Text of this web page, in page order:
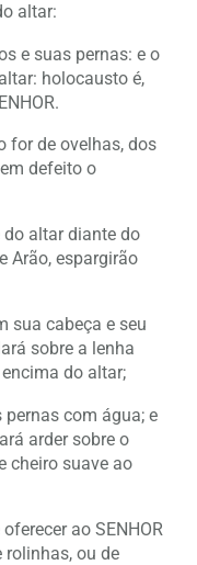
altar:
e suas pernas: e o
holocausto é,
for de ovelhas, dos
defeito o
do altar diante do
Arão, espargirão
sua cabeça e seu
sobre a lenha
do altar;
com água; e
arder sobre o
cheiro suave ao
ao SENHOR
rolinhas, ou de